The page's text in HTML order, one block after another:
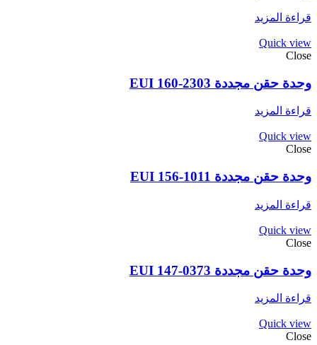
قراءة المزيد
Quick view
Close
وحدة حقن مجددة EUI 160-2303
قراءة المزيد
Quick view
Close
وحدة حقن مجددة EUI 156-1011
قراءة المزيد
Quick view
Close
وحدة حقن مجددة EUI 147-0373
قراءة المزيد
Quick view
Close